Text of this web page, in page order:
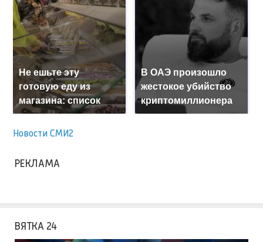
Не ешьте эту
готовую еду из
магазина: список
В ОАЭ произошло
жестокое убийство
криптомиллионера
Новости СМИ2
РЕКЛАМА
ВЯТКА 24